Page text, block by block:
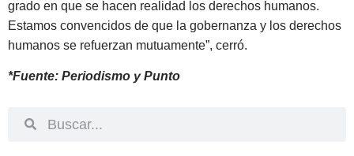
grado en que se hacen realidad los derechos humanos.
Estamos convencidos de que la gobernanza y los derechos
humanos se refuerzan mutuamente”, cerró.
*Fuente: Periodismo y Punto